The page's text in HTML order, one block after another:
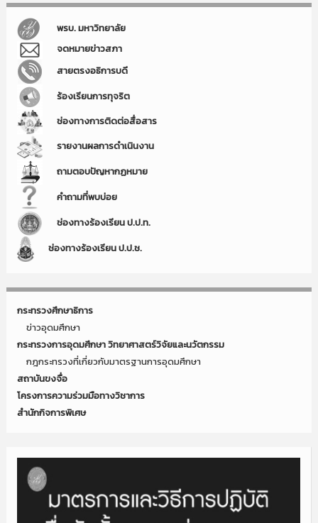
พรบ. มหาวิทยาลัย
จดหมายข่าวสภา
สายตรงอธิการบดี
ร้องเรียนการทุจริต
ช่องทางการติดต่อสื่อสาร
รายงานผลการดำเนินงาน
ถามตอบปัญหากฏหมาย
คำถามที่พบบ่อย
ช่องทางร้องเรียน ป.ป.ท.
ช่องทางร้องเรียน ป.ป.ช.
กระทรวงศึกษาธิการ
ข่าวอุดมศึกษา
กระทรวงการอุดมศึกษา วิทยาศาสตร์วิจัยและนวัตกรรม
กฎกระทรวงที่เกี่ยวกับมาตรฐานการอุดมศึกษา
สถาบันขงจื่อ
โครงการความร่วมมือทางวิชาการ
สำนักกิจการพิเศษ